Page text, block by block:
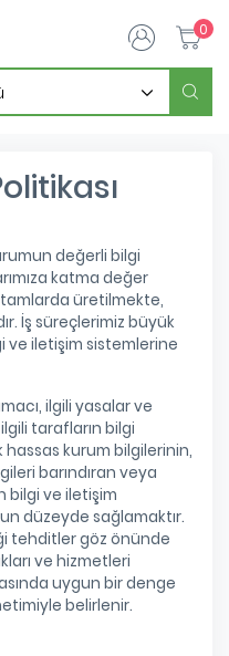
0
değerli bilgi
katma değer
üretilmekte,
İş süreçlerimiz büyük
ve iletişim sistemlerine
ilgili yasalar ve
tarafların bilgi
hassas kurum bilgilerinin,
barındıran veya
bilgi ve iletişim
düzeyde sağlamaktır.
tehditler göz önünde
ve hizmetleri
uygun bir denge
belirlenir.